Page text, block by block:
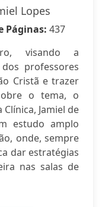
Lopes
Páginas: 437
visando a
dos professores
Cristã e trazer
o tema, o
Jamiel de
estudo amplo
onde, sempre
dar estratégias
nas salas de